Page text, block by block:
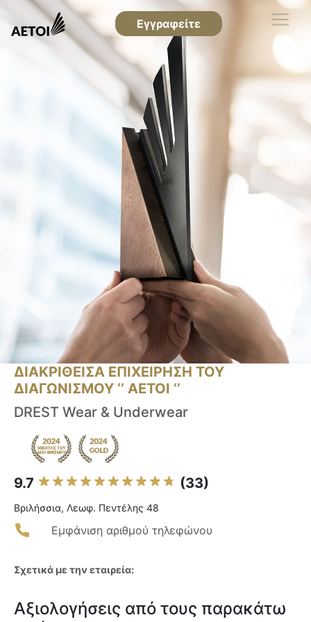
Εγγραφείτε
ΔΙΑΚΡΙΘΕΙΣΑ ΕΠΙΧΕΙΡΗΣΗ ΤΟΥ
ΔΙΑΓΩΝΙΣΜΟΥ ‘’ ΑΕΤΟΙ ‘’
DREST Wear & Underwear
9.7 (33)
Βριλήσσια, Λεωφ. Πεντέλης 48
Εμφάνιση αριθμού τηλεφώνου
Σχετικά με την εταιρεία:
Αξιολογήσεις από τους παρακάτω